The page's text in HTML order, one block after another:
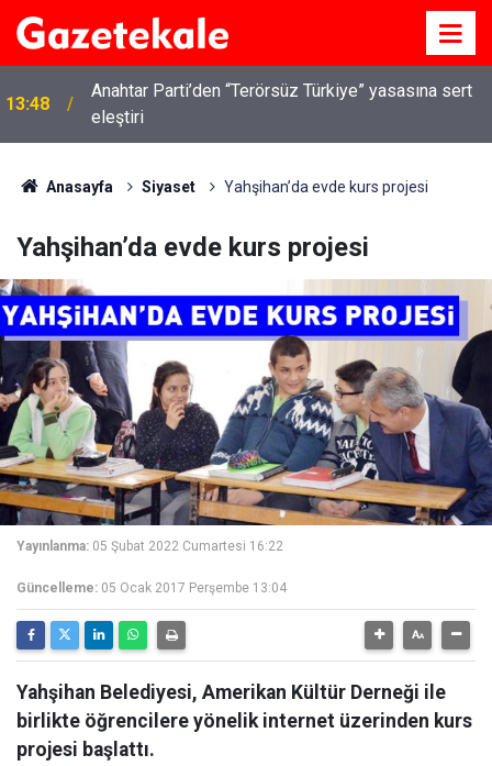
13:48
Anahtar Parti’den “Terörsüz Türkiye” yasasına sert
eleştiri
Anasayfa Siyaset Yahşihan’da evde kurs projesi
Yahşihan’da evde kurs projesi
Yayınlanma: 05 Şubat 2022 Cumartesi 16:22
Güncelleme: 05 Ocak 2017 Perşembe 13:04
Yahşihan Belediyesi, Amerikan Kültür Derneği ile
birlikte öğrencilere yönelik internet üzerinden kurs
projesi başlattı.